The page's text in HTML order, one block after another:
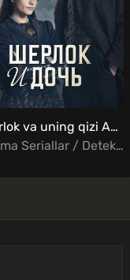
Sherlok va uning qizi AQSh seriali Uzbek Tilida
Tarjima Seriallar / Detektiv / Drama / Kriminal / Triller / Xorij Seriallar Uzbek Tilida